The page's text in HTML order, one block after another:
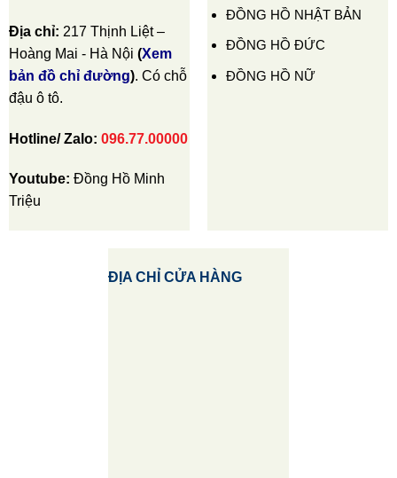
Địa chỉ: 217 Thịnh Liệt –
Hoàng Mai - Hà Nội (Xem
bản đồ chỉ đường). Có chỗ
đậu ô tô.
Hotline/ Zalo: 096.77.00000
Youtube: Đồng Hồ Minh
Triệu
ĐỒNG HỒ NHẬT BẢN
ĐỒNG HỒ ĐỨC
ĐỒNG HỒ NỮ
ĐỊA CHỈ CỬA HÀNG